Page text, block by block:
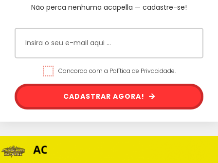
Não perca nenhuma acapella — cadastre-se!
Concordo com a Política de Privacidade.
CADASTRAR AGORA!